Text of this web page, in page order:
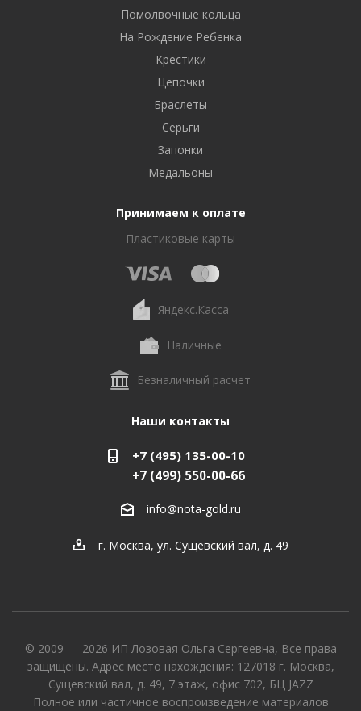
Помолвочные кольца
На Рождение Ребенка
Крестики
Цепочки
Браслеты
Серьги
Запонки
Медальоны
Принимаем к оплате
Пластиковые карты
Яндекс.Касса
Наличные
Безналичный расчет
Наши контакты
+7 (495) 135-00-10
+7 (499) 550-00-66
info@nota-gold.ru
г. Москва, ул. Сущевский вал, д. 49
© 2009 — 2026 ИП Лозовая Ольга Сергеевна, Все права
защищены. Адрес место нахождения: 127018 г. Москва,
Сущевский вал, д. 49, 7 этаж, офис 702, БЦ JAZZ
Полное или частичное воспроизведение материалов